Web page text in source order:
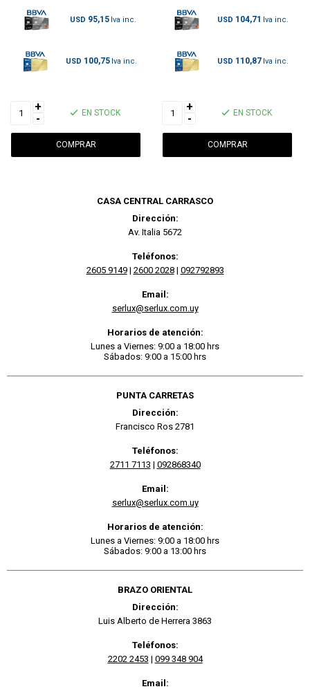
USD 95,15
USD 100,75
+
-
EN STOCK
USD 104,71
USD 110,87
+
-
EN STOCK
CASA CENTRAL CARRASCO
Dirección:
Av. Italia 5672
Teléfonos:
2605 9149| 2600 2028| 092792893
Email:
serlux@serlux.com.uy
Horarios de atención:
Lunes a Viernes: 9:00 a 18:00 hrs
Sábados: 9:00 a 15:00 hrs
PUNTA CARRETAS
Dirección:
Francisco Ros 2781
Teléfonos:
2711 7113 | 092868340
Email:
serlux@serlux.com.uy
Horarios de atención:
Lunes a Viernes: 9:00 a 18:00 hrs
Sábados: 9:00 a 13:00 hrs
BRAZO ORIENTAL
Dirección:
Luis Alberto de Herrera 3863
Teléfonos:
2202 2453 | 099 348 904
Email: